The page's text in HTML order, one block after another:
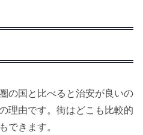
の国と比べると治安が良いの
理由です。街はどこも比較的
できます。